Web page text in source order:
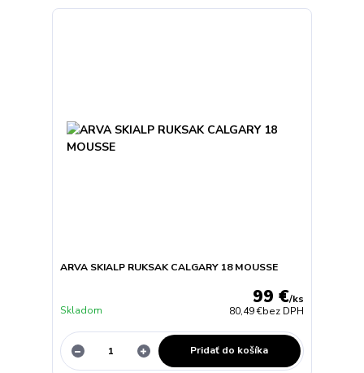
ARVA SKIALP RUKSAK CALGARY 18 MOUSSE
99 €/ks
80,49 €bez DPH
Skladom
Pridať do košíka